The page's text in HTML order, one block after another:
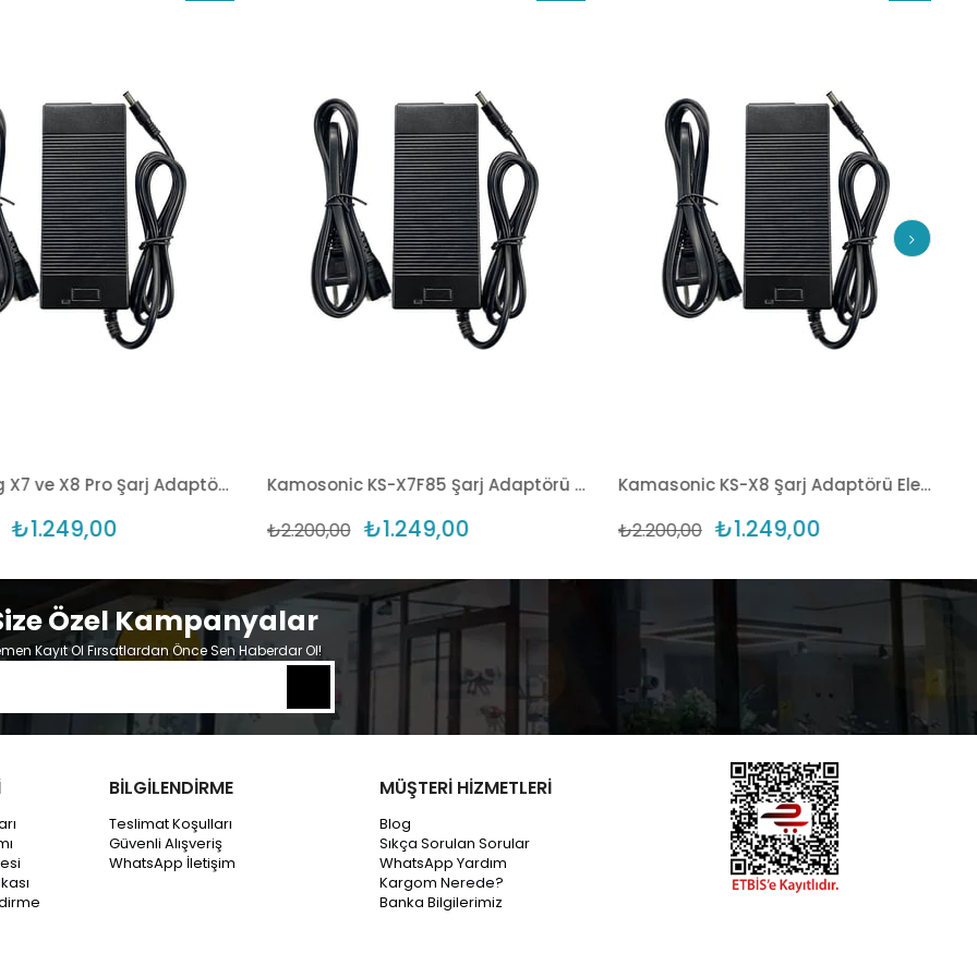
WalkerBug X7 ve X8 Pro Şarj Adaptörü Elektrikli Scooter Yedek Parça
₺1.249,00
Kamosonic KS-X7F85 Şarj Adaptörü Elektrikli Scooter Yedek Parça
₺1.249,00
₺2.200,00
Kamasonic KS-X8 Şarj Adaptörü Elektrikli Scooter Yedek Parça
₺1.249,00
₺2.200,00
Özel Kampanyalar
Kayıt Ol Fırsatlardan Önce Sen Haberdar Ol!
BİLGİLENDİRME
Teslimat Koşulları
Güvenli Alışveriş
WhatsApp İletişim
MÜŞTERİ HİZMETLERİ
Blog
Sıkça Sorulan Sorular
WhatsApp Yardım
Kargom Nerede?
Banka Bilgilerimiz